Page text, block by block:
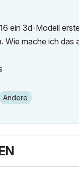
ein 3d-Modell
Wie mache ich das
Andere